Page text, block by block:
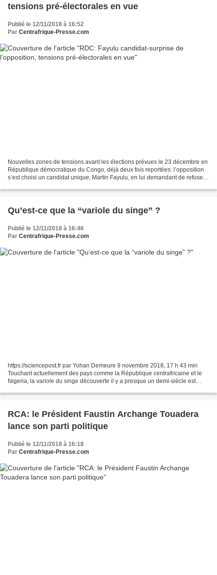
tensions pré-électorales en vue
Publié le 12/11/2018 à 16:52
Par Centrafrique-Presse.com
Nouvelles zones de tensions avant les élections prévues le 23 décembre en
République démocratique du Congo, déjà deux fois reportées: l’opposition
s’est choisi un candidat unique, Martin Fayulu, en lui demandant de refuser
Qu’est-ce que la “variole du singe” ?
Publié le 12/11/2018 à 16:46
Par Centrafrique-Presse.com
https://sciencepost.fr par Yohan Demeure 9 novembre 2018, 17 h 43 min
Touchant actuellement des pays comme la République centrafricaine et le
Nigeria, la variole du singe découverte il y a presque un demi-siècle est
RCA: le Président Faustin Archange Touadera
lance son parti politique
Publié le 12/11/2018 à 16:18
Par Centrafrique-Presse.com